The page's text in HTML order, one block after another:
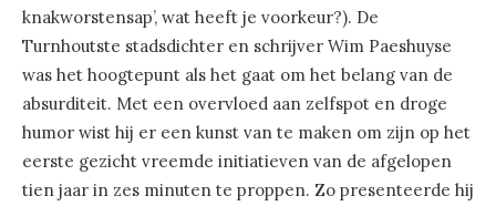
knakworstensap’, wat heeft je voorkeur?). De
Turnhoutste stadsdichter en schrijver Wim Paeshuyse
was het hoogtepunt als het gaat om het belang van de
absurditeit. Met een overvloed aan zelfspot en droge
humor wist hij er een kunst van te maken om zijn op het
eerste gezicht vreemde initiatieven van de afgelopen
tien jaar in zes minuten te proppen. Zo presenteerde hij